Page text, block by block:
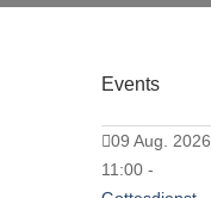
Events
09 Aug.
11:00 -